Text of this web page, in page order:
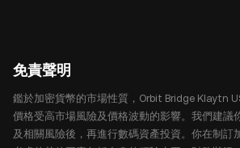
免責聲明
鑑於加密貨幣的市場性質，Orbit Bridge Klaytn
價格受高市場風險及價格波動的影響。我們建議
及相關風險後，再進行數碼資產投資。你在制訂